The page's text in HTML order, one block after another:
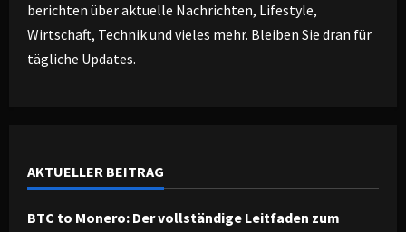
berichten über aktuelle Nachrichten, Lifestyle,
Wirtschaft, Technik und vieles mehr. Bleiben Sie dran für
tägliche Updates.
AKTUELLER BEITRAG
BTC to Monero: Der vollständige Leitfaden zum